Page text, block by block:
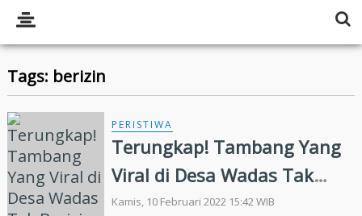
Tags: berizin
PERISTIWA
Terungkap! Tambang Yang
Viral di Desa Wadas Tak
Berizin (IUP)
Kamis, 10 Februari 2022 15:42 WIB